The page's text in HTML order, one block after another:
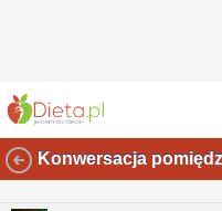
Konwersacja